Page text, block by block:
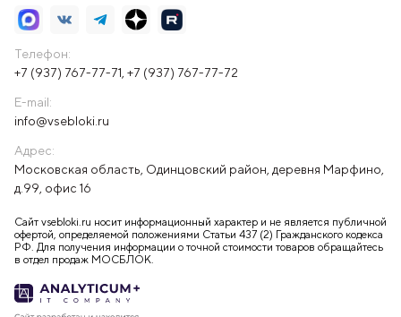
Телефон:
+7 (937) 767-77-71, +7 (937) 767-77-72
E-mail:
info@vsebloki.ru
Адрес:
Московская область, Одинцовский район, деревня Марфино,
д.99, офис 16
Сайт vsebloki.ru носит информационный характер и не является публичной
офертой, определяемой положениями Статьи 437 (2) Гражданского кодекса
РФ. Для получения информации о точной стоимости товаров обращайтесь
в отдел продаж МОСБЛОК.